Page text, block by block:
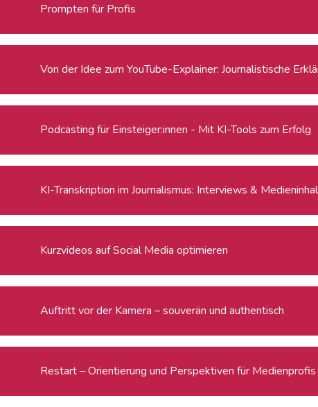
Prompten für Profis
Von der Idee zum YouTube-Explainer: Journalistische
Podcasting für Einsteiger:innen - Mit KI-Tools zum Erfolg
KI-Transkription im Journalismus: Interviews &
Kurzvideos auf Social Media optimieren
Auftritt vor der Kamera – souverän und authentisch
Restart – Orientierung und Perspektiven für